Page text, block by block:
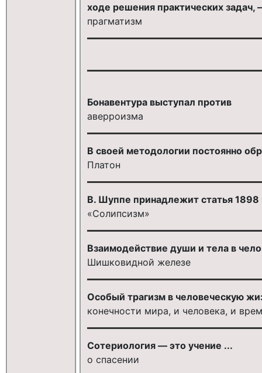
ходе решения практических задач,
прагматизм
Бонавентура выступал против
аверроизма
В своей методологии постоянно
Платон
В. Шуппе принадлежит статья 1898
«Солипсизм»
Взаимодействие души и тела в
Шишковидной железе
Особый трагизм в человеческую
конечности мира, и человека, и
Сотериология — это учение ...
о спасении